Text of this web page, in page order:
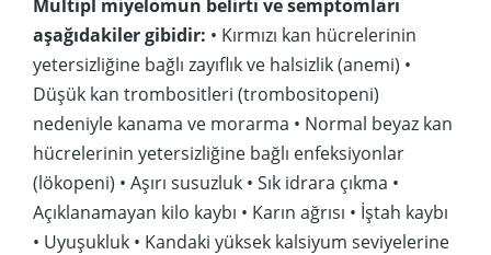
Multipl miyelomun belirti ve semptomları
aşağıdakiler gibidir: • Kırmızı kan hücrelerinin
yetersizliğine bağlı zayıflık ve halsizlik (anemi) •
Düşük kan trombositleri (trombositopeni)
nedeniyle kanama ve morarma • Normal beyaz kan
hücrelerinin yetersizliğine bağlı enfeksiyonlar
(lökopeni) • Aşırı susuzluk • Sık idrara çıkma •
Açıklanamayan kilo kaybı • Karın ağrısı • İştah kaybı
• Uyuşukluk • Kandaki yüksek kalsiyum seviyelerine